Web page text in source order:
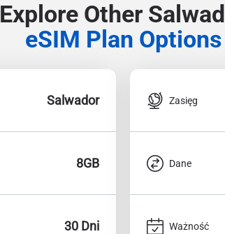
Explore Other
eSIM Plan Options
Salwador
8GB
30 Dni
Zasięg
Dane
Ważność